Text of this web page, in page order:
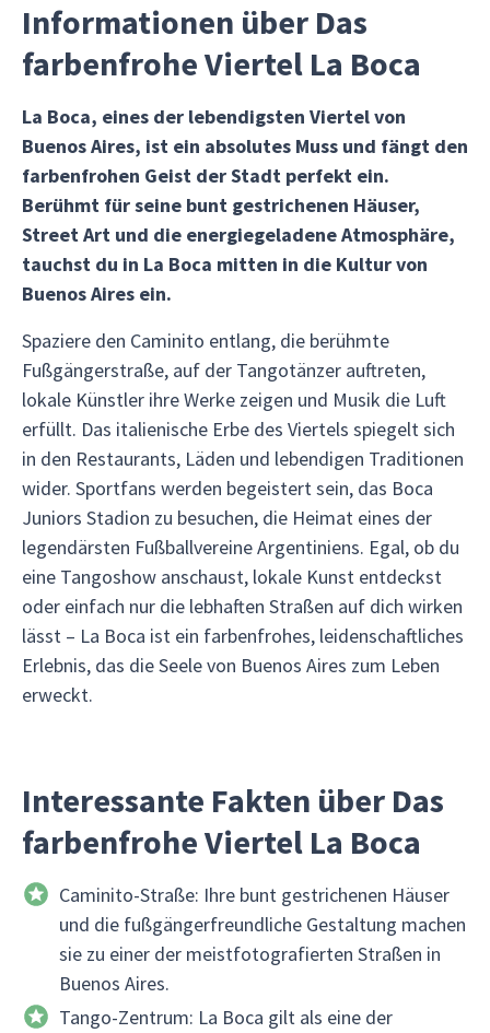
Informationen über Das
farbenfrohe Viertel La Boca
La Boca, eines der lebendigsten Viertel von
Buenos Aires, ist ein absolutes Muss und fängt den
farbenfrohen Geist der Stadt perfekt ein.
Berühmt für seine bunt gestrichenen Häuser,
Street Art und die energiegeladene Atmosphäre,
tauchst du in La Boca mitten in die Kultur von
Buenos Aires ein.
Spaziere den Caminito entlang, die berühmte
Fußgängerstraße, auf der Tangotänzer auftreten,
lokale Künstler ihre Werke zeigen und Musik die Luft
erfüllt. Das italienische Erbe des Viertels spiegelt sich
in den Restaurants, Läden und lebendigen Traditionen
wider. Sportfans werden begeistert sein, das Boca
Juniors Stadion zu besuchen, die Heimat eines der
legendärsten Fußballvereine Argentiniens. Egal, ob du
eine Tangoshow anschaust, lokale Kunst entdeckst
oder einfach nur die lebhaften Straßen auf dich wirken
lässt – La Boca ist ein farbenfrohes, leidenschaftliches
Erlebnis, das die Seele von Buenos Aires zum Leben
erweckt.
Interessante Fakten über Das
farbenfrohe Viertel La Boca
Caminito-Straße: Ihre bunt gestrichenen Häuser
und die fußgängerfreundliche Gestaltung machen
sie zu einer der meistfotografierten Straßen in
Buenos Aires.
Tango-Zentrum: La Boca gilt als eine der